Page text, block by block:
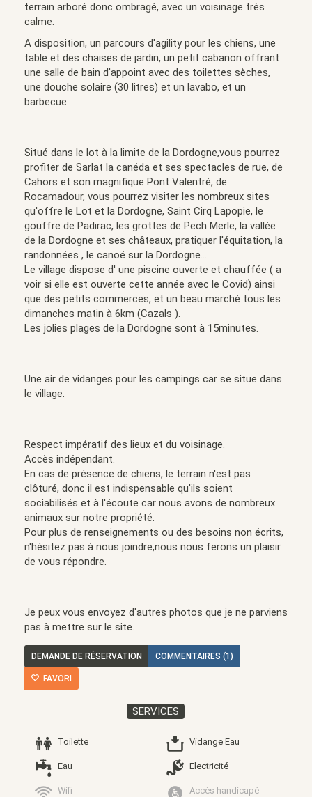
terrain arboré donc ombragé, avec un voisinage très
calme.
A disposition, un parcours d'agility pour les chiens, une
table et des chaises de jardin, un petit cabanon offrant
une salle de bain d'appoint avec des toilettes sèches,
une douche solaire (30 litres) et un lavabo, et un
barbecue.
Situé dans le lot à la limite de la Dordogne,vous pourrez
profiter de Sarlat la canéda et ses spectacles de rue, de
Cahors et son magnifique Pont Valentré, de
Rocamadour, vous pourrez visiter les nombreux sites
qu'offre le Lot et la Dordogne, Saint Cirq Lapopie, le
gouffre de Padirac, les grottes de Pech Merle, la vallée
de la Dordogne et ses châteaux, pratiquer l'équitation, la
randonnées , le canoé sur la Dordogne...
Le village dispose d' une piscine ouverte et chauffée ( a
voir si elle est ouverte cette année avec le Covid) ainsi
que des petits commerces, et un beau marché tous les
dimanches matin à 6km (Cazals ).
Les jolies plages de la Dordogne sont à 15minutes.
Une air de vidanges pour les campings car se situe dans
le village.
Respect impératif des lieux et du voisinage.
Accès indépendant.
En cas de présence de chiens, le terrain n'est pas
clôturé, donc il est indispensable qu'ils soient
sociabilisés et à l'écoute car nous avons de nombreux
animaux sur notre propriété.
Pour plus de renseignements ou des besoins non écrits,
n'hésitez pas à nous joindre,nous nous ferons un plaisir
de vous répondre.
Je peux vous envoyez d'autres photos que je ne parviens
pas à mettre sur le site.
DEMANDE DE RÉSERVATION COMMENTAIRES (1)
FAVORI
SERVICES
Toilette Vidange Eau
Eau Electricité
Wifi Accès handicapé